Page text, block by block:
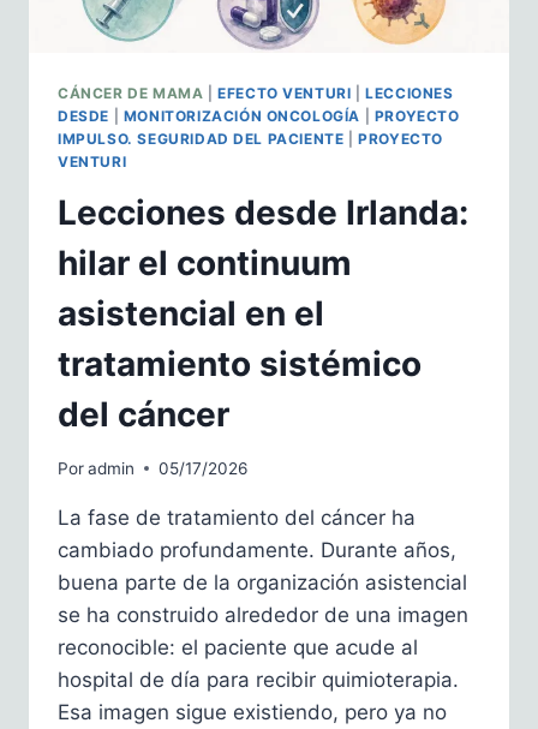
CÁNCER DE MAMA |EFECTO VENTURI |LECCIONES
DESDE
MONITORIZACIÓN ONCOLOGÍA
PROYECTO
IMPULSO. SEGURIDAD DEL PACIENTE |PROYECTO
VENTURI
Lecciones desde Irlanda:
hilar el continuum
asistencial en el
tratamiento sistémico
del cáncer
Poradmin 05/17/2026
La fase de tratamiento del cáncer ha
cambiado profundamente. Durante años,
buena parte de la organización asistencial
se ha construido alrededor de una imagen
reconocible: el paciente que acude al
hospital de día para recibir quimioterapia.
Esa imagen sigue existiendo, pero ya no